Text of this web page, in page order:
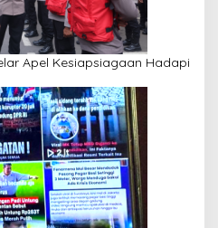
Apel Kesiapsiagaan Hadapi